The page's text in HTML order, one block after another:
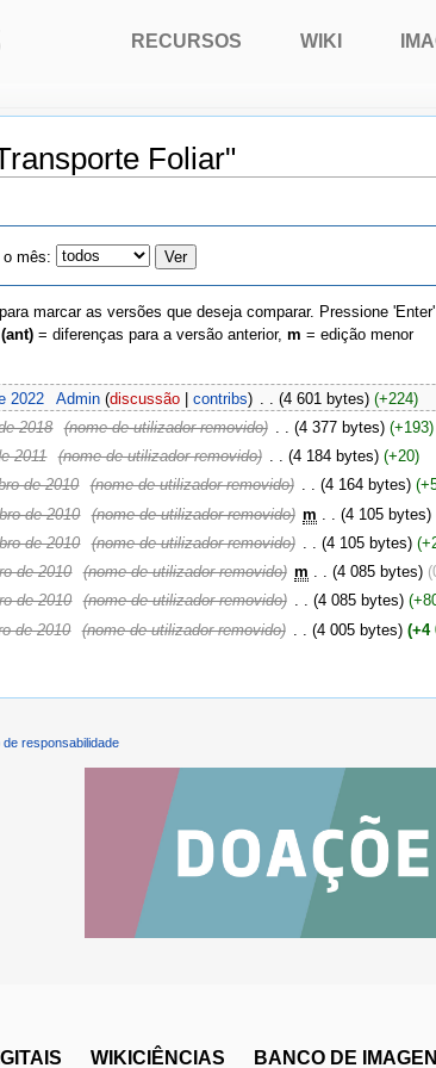
Foliar"
mês:
marcar as versões que deseja comparar. Pressione
(ant) = diferenças para a versão anterior, m = edição menor
2022 Admin (discussão| contribs) (4 601 bytes) (+224)
2018‎ (nome de utilizador removido) (4 377 bytes) (+193)
2011‎ (nome de utilizador removido) . . (4 184 bytes) (+20)
de 2010‎ (nome de utilizador removido) . . (4 164 bytes)
de 2010‎ (nome de utilizador removido) ‎m (4 105 bytes)
de 2010‎ (nome de utilizador removido) (4 105 bytes)
de 2010‎ (nome de utilizador removido) ‎m . . (4 085 bytes)
de 2010‎ (nome de utilizador removido) . . (4 085 bytes)
de 2010‎ (nome de utilizador removido) (4 005 bytes) (+4
RECURSOS WIKI
responsabilidade
WIKICIÊNCIAS BANCO DE